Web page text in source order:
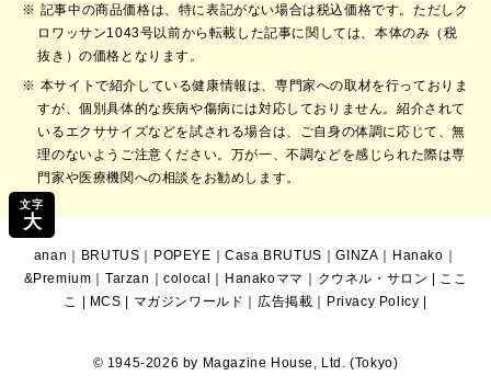
文字
大
記事中の商品価格は、特に表記がない場合は税込価格です。ただしク
ロワッサン1043号以前から転載した記事に関しては、本体のみ（税
抜き）の価格となります。
本サイトで紹介している健康情報は、専門家への取材を行っておりま
すが、個別具体的な疾病や傷病には対応しておりません。紹介されて
いるエクササイズなどを試される場合は、ご自身の体調に応じて、無
理のないようご注意ください。万が一、不調などを感じられた際は専
門家や医療機関への相談をお勧めします。
anan ｜ BRUTUS ｜ POPEYE ｜Casa BRUTUS ｜GINZA ｜ Hanako ｜
&Premium ｜Tarzan ｜colocal ｜ Hanakoママ ｜ クウネル・サロン | ここ
こ
| MCS | マガジンワールド ｜ 広告掲載 ｜ Privacy Policy |
© 1945-2026 by Magazine House, Ltd. (Tokyo)